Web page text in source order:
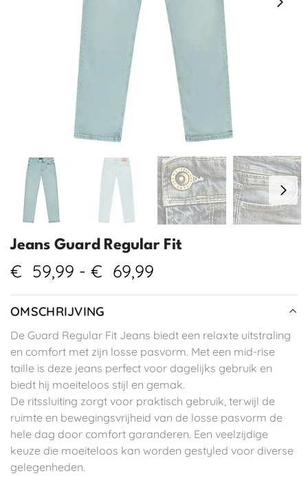
Jeans Guard Regular Fit
€ 59,99 - € 69,99
OMSCHRIJVING
De Guard Regular Fit Jeans biedt een relaxte uitstraling
en comfort met zijn losse pasvorm. Met een mid-rise
taille is deze jeans perfect voor dagelijks gebruik en
biedt hij moeiteloos stijl en gemak.
De ritssluiting zorgt voor praktisch gebruik, terwijl de
ruimte en bewegingsvrijheid van de losse pasvorm de
hele dag door comfort garanderen. Een veelzijdige
keuze die moeiteloos kan worden gestyled voor diverse
gelegenheden.